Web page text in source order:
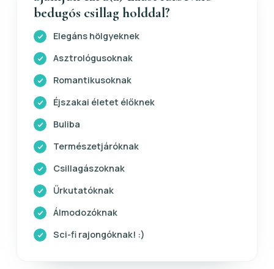
bedugós csillag holddal?
Elegáns hölgyeknek
Asztrológusoknak
Romantikusoknak
Éjszakai életet élőknek
Buliba
Természetjáróknak
Csillagászoknak
Űrkutatóknak
Álmodozóknak
Sci-fi rajongóknak! :)